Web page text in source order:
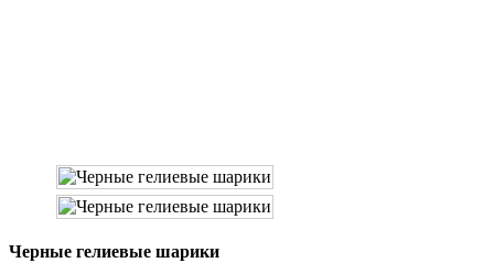
Черные гелиевые шарики